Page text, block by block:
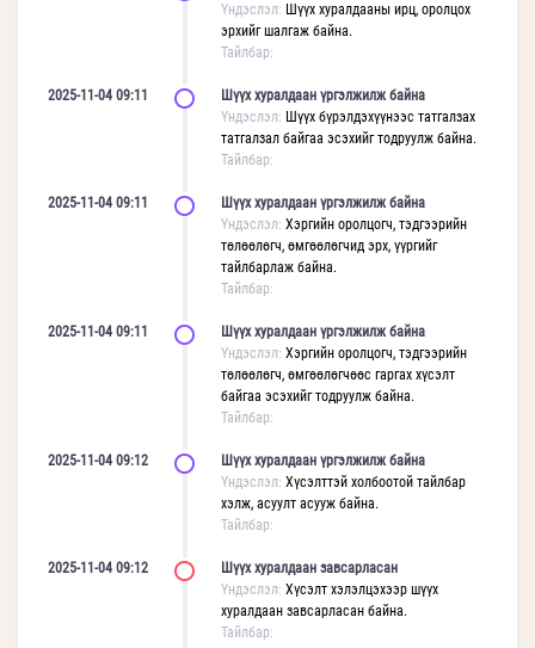
Үндэслэл: Шүүх хуралдааны ирц, оролцох
эрхийг шалгаж байна.
Тайлбар:
2025-11-04 09:11
Шүүх хуралдаан үргэлжилж байна
Үндэслэл: Шүүх бүрэлдэхүүнээс татгалзах
татгалзал байгаа эсэхийг тодруулж байна.
Тайлбар:
2025-11-04 09:11
Шүүх хуралдаан үргэлжилж байна
Үндэслэл: Хэргийн оролцогч, тэдгээрийн
төлөөлөгч, өмгөөлөгчид эрх, үүргийг
тайлбарлаж байна.
Тайлбар:
2025-11-04 09:11
Шүүх хуралдаан үргэлжилж байна
Үндэслэл: Хэргийн оролцогч, тэдгээрийн
төлөөлөгч, өмгөөлөгчөөс гаргах хүсэлт
байгаа эсэхийг тодруулж байна.
Тайлбар:
2025-11-04 09:12
Шүүх хуралдаан үргэлжилж байна
Үндэслэл: Хүсэлттэй холбоотой тайлбар
хэлж, асуулт асууж байна.
Тайлбар:
2025-11-04 09:12
Шүүх хуралдаан завсарласан
Үндэслэл: Хүсэлт хэлэлцэхээр шүүх
хуралдаан завсарласан байна.
Тайлбар: